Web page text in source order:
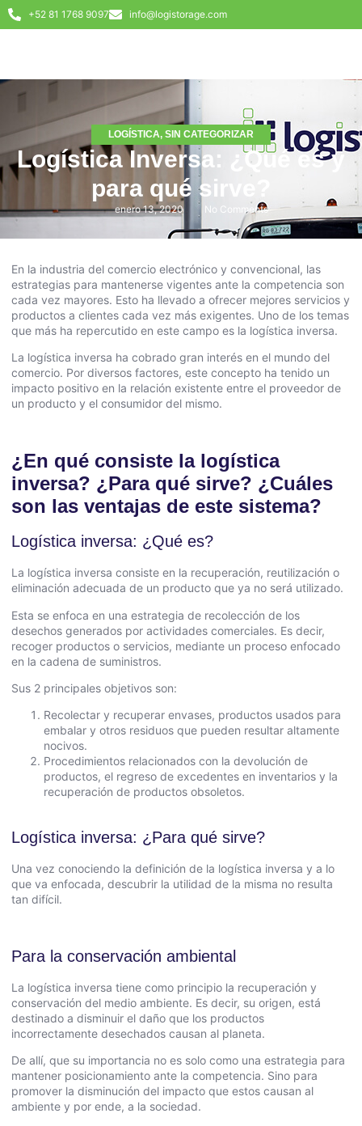
+52 81 1768 9097 info@logistorage.com
LOGÍSTICA, SIN CATEGORIZAR
Logística Inversa: ¿Qué es y
para qué sirve?
enero 13, 2020 No Comments
En la industria del comercio electrónico y convencional, las
estrategias para mantenerse vigentes ante la competencia son
cada vez mayores. Esto ha llevado a ofrecer mejores servicios y
productos a clientes cada vez más exigentes. Uno de los temas
que más ha repercutido en este campo es la logística inversa.
La logística inversa ha cobrado gran interés en el mundo del
comercio. Por diversos factores, este concepto ha tenido un
impacto positivo en la relación existente entre el proveedor de
un producto y el consumidor del mismo.
¿En qué consiste la logística
inversa? ¿Para qué sirve? ¿Cuáles
son las ventajas de este sistema?
Logística inversa: ¿Qué es?
La logística inversa consiste en la recuperación, reutilización o
eliminación adecuada de un producto que ya no será utilizado.
Esta se enfoca en una estrategia de recolección de los
desechos generados por actividades comerciales. Es decir,
recoger productos o servicios, mediante un proceso enfocado
en la cadena de suministros.
Sus 2 principales objetivos son:
Recolectar y recuperar envases, productos usados para
embalar y otros residuos que pueden resultar altamente
nocivos.
Procedimientos relacionados con la devolución de
productos, el regreso de excedentes en inventarios y la
recuperación de productos obsoletos.
Logística inversa: ¿Para qué sirve?
Una vez conociendo la definición de la logística inversa y a lo
que va enfocada, descubrir la utilidad de la misma no resulta
tan difícil.
Para la conservación ambiental
La logística inversa tiene como principio la recuperación y
conservación del medio ambiente. Es decir, su origen, está
destinado a disminuir el daño que los productos
incorrectamente desechados causan al planeta.
De allí, que su importancia no es solo como una estrategia para
mantener posicionamiento ante la competencia. Sino para
promover la disminución del impacto que estos causan al
ambiente y por ende, a la sociedad.